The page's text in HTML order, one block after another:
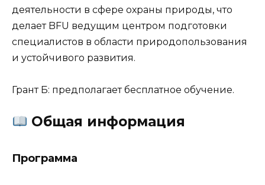
деятельности в сфере охраны природы, что
делает BFU ведущим центром подготовки
специалистов в области природопользования
и устойчивого развития.
Грант Б: предполагает бесплатное обучение.
Общая информация
Программа